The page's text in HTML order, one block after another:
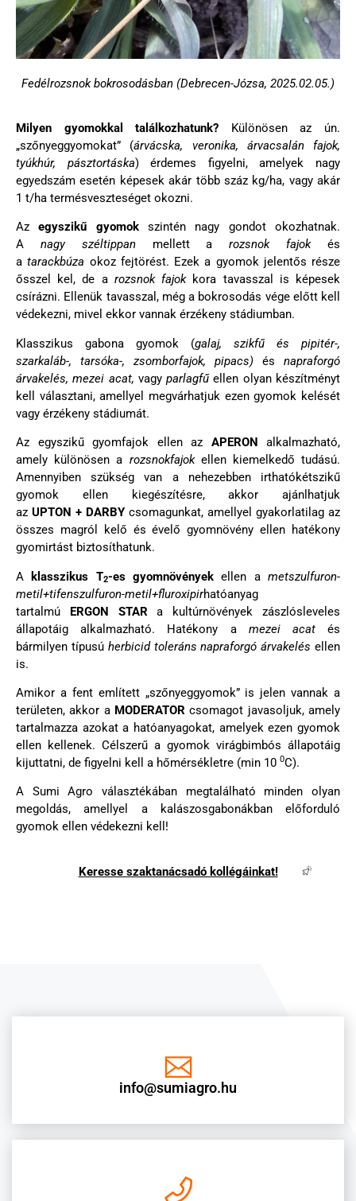
Fedélrozsnok bokrosodásban (Debrecen-Józsa, 2025.02.05.)
Milyen gyomokkal találkozhatunk? Különösen az ún.
„szőnyeggyomokat” (árvácska, veronika, árvacsalán fajok,
tyúkhúr, pásztortáska) érdemes figyelni, amelyek nagy
egyedszám esetén képesek akár több száz kg/ha, vagy akár
1 t/ha termésveszteséget okozni.
Azegyszikű gyomokszintén nagy gondot okozhatnak.
A nagy széltippan mellett arozsnok fajokés
atarackbúza okoz fejtörést. Ezek a gyomok jelentős része
ősszel kel, de a rozsnok fajok kora tavasszal is képesek
csírázni. Ellenük tavasszal, még a bokrosodás vége előtt kell
védekezni, mivel ekkor vannak érzékeny stádiumban.
Klasszikus gabona gyomok (galaj, szikfű és pipitér-,
szarkaláb-, tarsóka-, zsomborfajok, pipacs) és napraforgó
árvakelés, mezei acat, vagyparlagfűellen olyan készítményt
kell választani, amellyel megvárhatjuk ezen gyomok kelését
vagy érzékeny stádiumát.
Az egyszikű gyomfajok ellen az APERON
alkalmazható,
amely különösen a rozsnokfajokellen kiemelkedő tudású.
Amennyiben szükség van a nehezebben irthatókétszikű
gyomok ellen kiegészítésre, akkor ajánlhatjuk
az UPTON + DARBY csomagunkat, amellyel gyakorlatilag az
összes magról kelő és évelő gyomnövény ellen hatékony
gyomirtást biztosíthatunk.
A klasszikus T2-es gyomnövények ellen ametszulfuron-
metil+tifenszulfuron-metil+fluroxipirhatóanyag
tartalmú ERGON STAR
a kultúrnövények zászlósleveles
állapotáig alkalmazható. Hatékony a mezei acatés
bármilyen típusú herbicid toleráns napraforgó árvakelés ellen
is.
Amikor a fent említett „szőnyeggyomok” is jelen vannak a
területen, akkor a MODERATOR csomagot javasoljuk, amely
tartalmazza azokat a hatóanyagokat, amelyek ezen gyomok
ellen kellenek. Célszerű a gyomok virágbimbós állapotáig
kijuttatni, de figyelni kell a hőmérsékletre (min 10 0C).
A Sumi Agro választékában megtalálható minden olyan
megoldás, amellyel a kalászosgabonákban előforduló
gyomok ellen védekezni kell!
Keresse szaktanácsadó kollégáinkat!
info@sumiagro.hu